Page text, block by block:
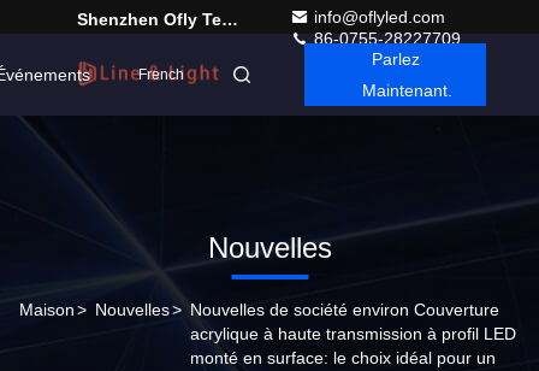
Shenzhen Ofly Technology Co.,Limited
info@oflyled.com
86-0755-28227709
French
Parlez
Maintenant.
Nouvelles
Maison> Nouvelles> Nouvelles de société environ Couverture
acrylique à haute transmission à profil LED
monté en surface: le choix idéal pour un